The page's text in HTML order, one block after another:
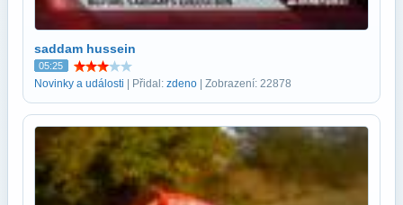
saddam hussein
05:25
Novinky a události | Přidal: zdeno | Zobrazení: 22878